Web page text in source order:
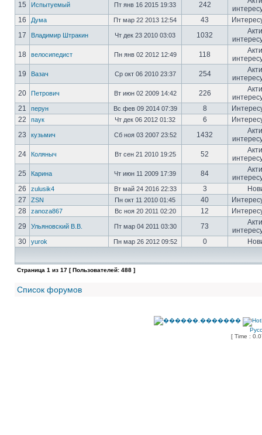
15
Испытуемый Пт янв 16 2015 19:33 242
16
Дума Пт мар 22 2013 12:54 43
17
Владимир Штракин Чт дек 23 2010 03:03 1032
18
велосипедист Пн янв 02 2012 12:49 118
19
Вазач Ср окт 06 2010 23:37 254
20
Петрович Вт июн 02 2009 14:42 226
21
перун Вс фев 09 2014 07:39 8
22
паук Чт дек 06 2012 01:32 6
23
кузьмич Сб ноя 03 2007 23:52 1432
24
Коляныч Вт сен 21 2010 19:25 52
25
Карина Чт июн 11 2009 17:39 84
26
zulusik4 Вт май 24 2016 22:33 3
27
ZSN Пн окт 11 2010 01:45 40
28
zanoza867 Вс ноя 20 2011 02:20 12
29
Ульяновский В.В. Пт мар 04 2011 03:30 73
30
yurok Пн мар 26 2012 09:52 0
Страница 1 из 17 [ Пользователей: 488 ]
Список форумов
[ Time :